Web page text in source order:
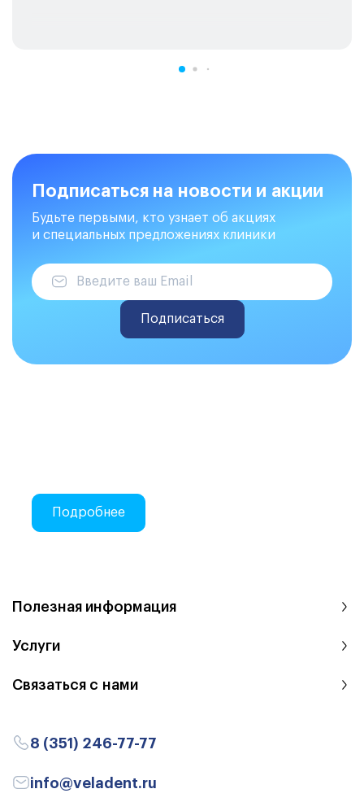
Подписаться на новости и акции
Будьте первыми, кто узнает об акциях
и специальных предложениях клиники
Подписаться
Подробнее
Полезная информация
Услуги
Связаться с нами
8 (351) 246-77-77
info@veladent.ru